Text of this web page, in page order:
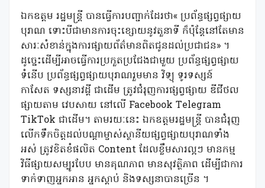
ឯកឧត្តម រដ្ឋមន្ត្រី បានធ្វើការបញ្ជាក់ដែរថា« ប្រព័ន្ធផ្សព្វផ្សាយ
បុរាណ ទោះបីជាមានការចុះខ្សោយនូវតួនាទី ក៏ប៉ុន្តែនៅតែមាន
សារៈសំខាន់ក្នុងការផ្សាយព័ត៌មានពិតជូនដល់ប្រជាជន» ។
ដូច្នេះដើម្បីអាចធ្វើការប្រកួតប្រជែងជាមួយ ប្រព័ន្ធផ្សព្វផ្សាយ
ទំនើប ប្រព័ន្ធផ្សព្វផ្សាយបុរាណរួមមាន វិទ្យុ ទូរទស្សន៍
កាសែត ទស្សនាវដ្តី ជាដើម ត្រូវជំរុញការផ្សព្វផ្សាយ ឌីជីថល
ផ្សាយតាម វេបសាយ នៅលើ Facebook Telegram
TikTok ជាដើម។ តាមរយៈនេះ ឯកឧត្តមរដ្ឋមន្ត្រី បានជំរុញ
លើកទឹកចិត្តដល់បណ្តាម្ចាស់ស្ថានីយផ្សព្វផ្សាយបុរាណទាំង
អស់ ត្រូវខិតខំផលិត Content ដែលខ្លឹមសារល្អៗ មានកម្ម
វិធីផ្សាយសម្បូរបែប មានគុណភាព មានសុវត្ថិភាព ដើម្បីជាការ
ទាក់ទាញអ្នកអាន អ្នកស្តាប់ និងទស្សនាបានច្រើន ។